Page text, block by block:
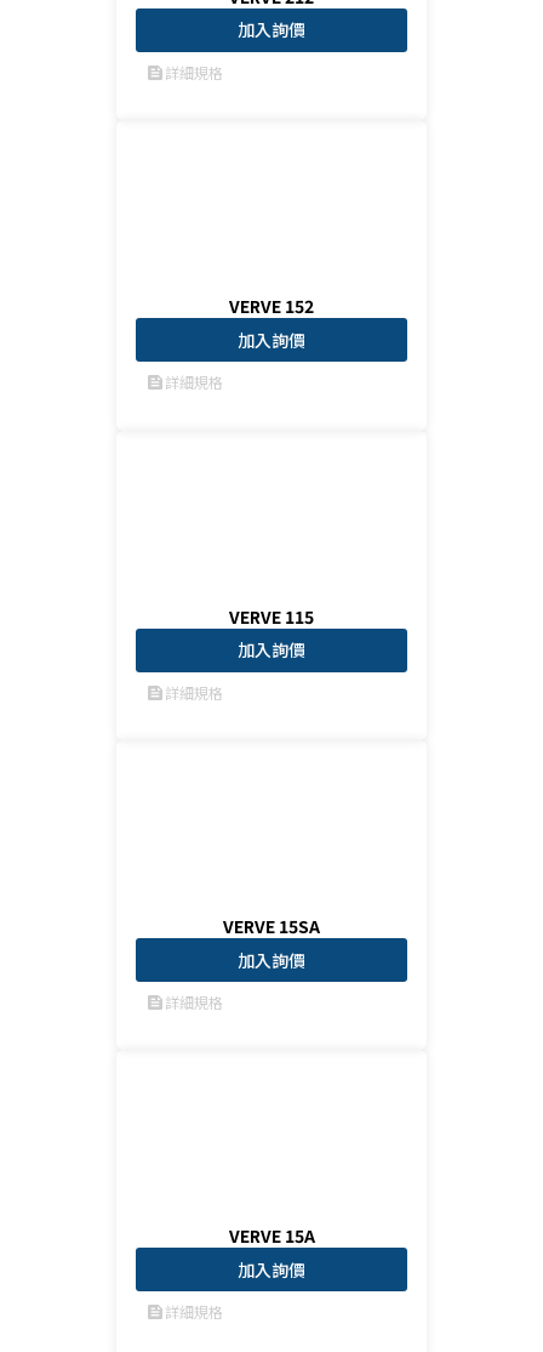
加入詢價
feed詳細規格
VERVE 152
加入詢價
feed詳細規格
VERVE 115
加入詢價
feed詳細規格
VERVE 15SA
加入詢價
feed詳細規格
VERVE 15A
加入詢價
feed詳細規格